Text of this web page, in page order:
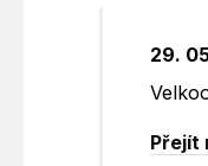
29.
Přejít